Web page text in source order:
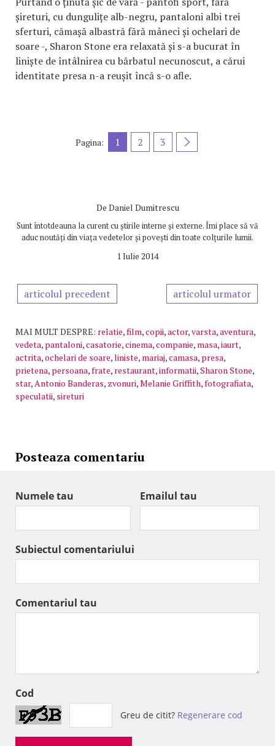
șireturi, cu dungulițe alb-negru, pantaloni albi trei
sferturi, cămașă albastră fără mâneci și ochelari de
soare -, Sharon Stone era relaxată și s-a bucurat în
liniște de întâlnirea cu bărbatul necunoscut, a cărui
identitate presa n-a reușit încă s-o afle.
Pagina: 1 2 3
De Daniel Dumitrescu
Sunt întotdeauna la curent cu știrile interne și externe. Îmi place să vă
aduc noutăți din viața vedetelor și povești din toate colțurile lumii.
1 Iulie 2014
articolul precedent articolul urmator
MAI MULT DESPRE: relatie,film,copii,actor,varsta,aventura,
vedeta, pantaloni,casatorie,cinema,companie, masa,iaurt,
actrita,ochelari de soare,liniste, mariaj,camasa, presa,
prietena, persoana,frate, restaurant,informatii,Sharon Stone,
star,Antonio Banderas, zvonuri,Melanie Griffith,fotografiata,
speculatii, sireturi
Posteaza comentariu
Numele tau Emailul tau
Subiectul comentariului
Comentariul tau
Cod
Greu de citit? Regenerare cod